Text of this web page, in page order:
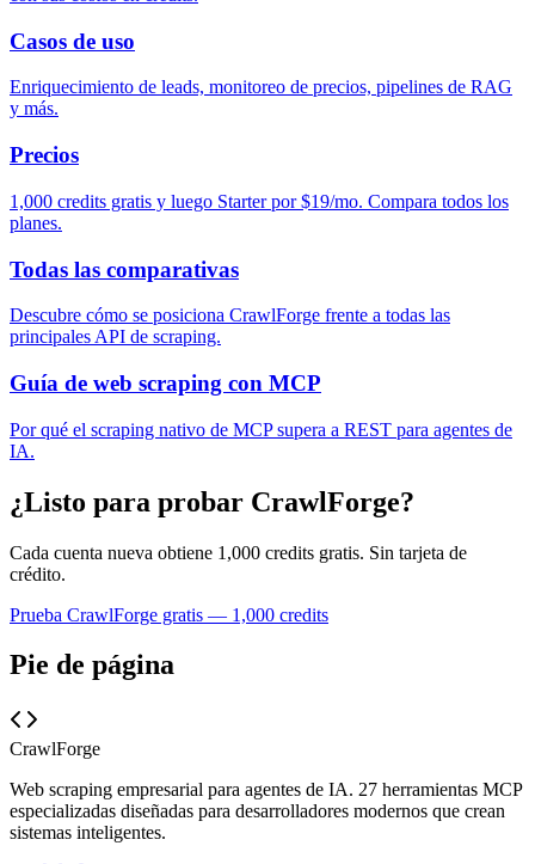
Casos de uso
Enriquecimiento de leads, monitoreo de precios, pipelines de RAG
y más.
Precios
1,000 credits gratis y luego Starter por $19/mo. Compara todos los
planes.
Todas las comparativas
Descubre cómo se posiciona CrawlForge frente a todas las
principales API de scraping.
Guía de web scraping con MCP
Por qué el scraping nativo de MCP supera a REST para agentes de
IA.
¿Listo para probar CrawlForge?
Cada cuenta nueva obtiene 1,000 credits gratis. Sin tarjeta de
crédito.
Prueba CrawlForge gratis — 1,000 credits
Pie de página
CrawlForge
Web scraping empresarial para agentes de IA. 27 herramientas MCP
especializadas diseñadas para desarrolladores modernos que crean
sistemas inteligentes.